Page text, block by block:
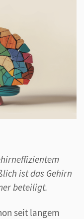
ist das Gehirn
beteiligt.
seit langem